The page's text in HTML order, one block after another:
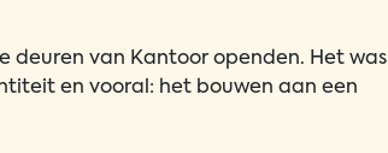
deuren van Kantoor openden. Het was
en vooral: het bouwen aan een